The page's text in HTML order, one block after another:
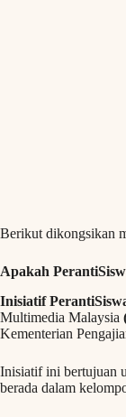
Berikut dikongsikan
Apakah
Inisiatif
Multimedia Malaysia
Kementerian
Inisiatif ini bertujuan
berada dalam